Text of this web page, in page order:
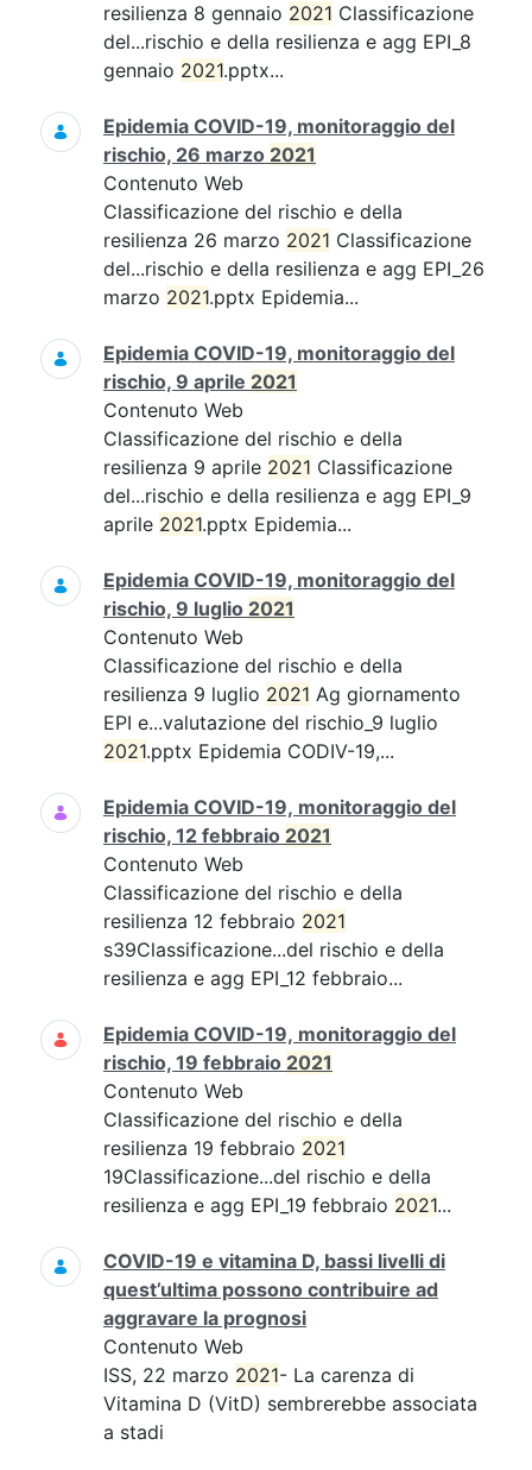
resilienza 8 gennaio 2021 Classificazione
del...rischio e della resilienza e agg EPI_8
gennaio 2021.pptx...
Epidemia COVID-19, monitoraggio del
rischio, 26 marzo 2021
Contenuto Web
Classificazione del rischio e della
resilienza 26 marzo 2021 Classificazione
del...rischio e della resilienza e agg EPI_26
marzo 2021.pptx Epidemia...
Epidemia COVID-19, monitoraggio del
rischio, 9 aprile 2021
Contenuto Web
Classificazione del rischio e della
resilienza 9 aprile 2021 Classificazione
del...rischio e della resilienza e agg EPI_9
aprile 2021.pptx Epidemia...
Epidemia COVID-19, monitoraggio del
rischio, 9 luglio 2021
Contenuto Web
Classificazione del rischio e della
resilienza 9 luglio 2021 Ag giornamento
EPI e...valutazione del rischio_9 luglio
2021.pptx Epidemia CODIV-19,...
Epidemia COVID-19, monitoraggio del
rischio, 12 febbraio 2021
Contenuto Web
Classificazione del rischio e della
resilienza 12 febbraio 2021
s39Classificazione...del rischio e della
resilienza e agg EPI_12 febbraio...
Epidemia COVID-19, monitoraggio del
rischio, 19 febbraio 2021
Contenuto Web
Classificazione del rischio e della
resilienza 19 febbraio 2021
19Classificazione...del rischio e della
resilienza e agg EPI_19 febbraio 2021...
COVID-19 e vitamina D, bassi livelli di
quest’ultima possono contribuire ad
aggravare la prognosi
Contenuto Web
ISS, 22 marzo 2021- La carenza di
Vitamina D (VitD) sembrerebbe associata
a stadi